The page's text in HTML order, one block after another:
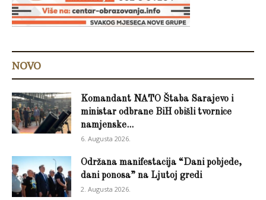
NOVO
Komandant NATO Štaba Sarajevo i
ministar odbrane BiH obišli tvornice
namjenske...
6. Augusta 2026.
Održana manifestacija “Dani pobjede,
dani ponosa” na Ljutoj gredi
2. Augusta 2026.